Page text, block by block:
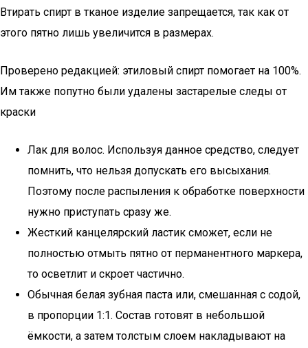
Втирать спирт в тканое изделие запрещается, так как от
этого пятно лишь увеличится в размерах.
Проверено редакцией: этиловый спирт помогает на 100%.
Им также попутно были удалены застарелые следы от
краски
Лак для волос. Используя данное средство, следует
помнить, что нельзя допускать его высыхания.
Поэтому после распыления к обработке поверхности
нужно приступать сразу же.
Жесткий канцелярский ластик сможет, если не
полностью отмыть пятно от перманентного маркера,
то осветлит и скроет частично.
Обычная белая зубная паста или, смешанная с содой,
в пропорции 1:1. Состав готовят в небольшой
ёмкости, а затем толстым слоем накладывают на